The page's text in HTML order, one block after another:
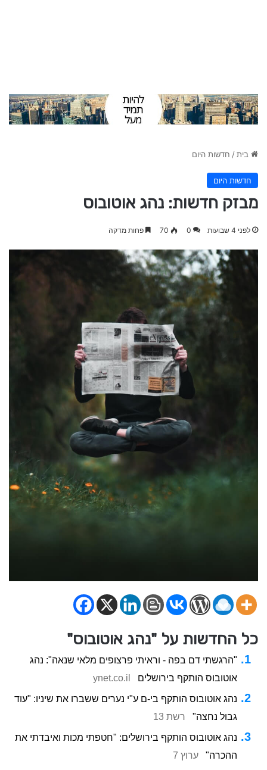
בית/ חדשות היום
חדשות היום
מבזק חדשות: נהג אוטובוס
לפני 4 שבועות 0
70 פחות מדקה
כל החדשות על "נהג אוטובוס"
"הרגשתי דם בפה - וראיתי פרצופים מלאי שנאה": נהג
אוטובוס הותקף בירושלים
ynet.co.il
נהג אוטובוס הותקף בי-ם ע"י נערים ששברו את שיניו: "עוד
גבול נחצה"
רשת 13
נהג אוטובוס הותקף בירושלים: "חטפתי מכות ואיבדתי את
ההכרה"
ערוץ 7